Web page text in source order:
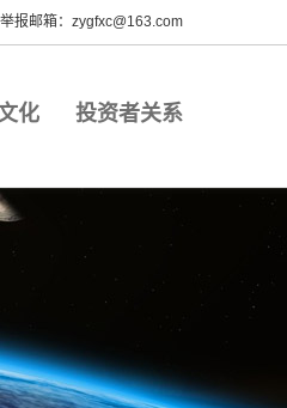
报邮箱：zygfxc@163.com
化 投资者关系